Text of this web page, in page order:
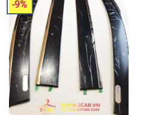
-9%